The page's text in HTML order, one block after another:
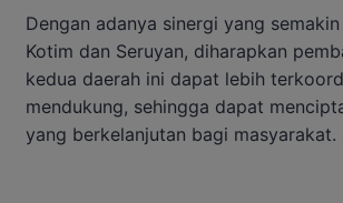
Dengan adanya sinergi yang
Kotim dan Seruyan, diharapkan
kedua daerah ini dapat lebih
mendukung, sehingga dapat
yang berkelanjutan bagi masyarakat.